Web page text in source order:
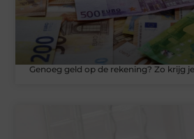
Genoeg geld op de rekening? Zo krijg